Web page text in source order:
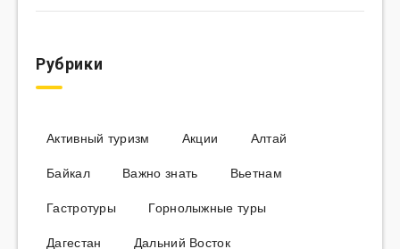
Рубрики
Активный туризм Акции
Алтай
Байкал
Важно знать
Вьетнам
Гастротуры
Горнолыжные туры
Дагестан
Дальний Восток